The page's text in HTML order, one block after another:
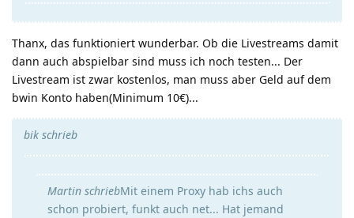
Thanx, das funktioniert wunderbar. Ob die Livestreams damit
dann auch abspielbar sind muss ich noch testen... Der
Livestream ist zwar kostenlos, man muss aber Geld auf dem
bwin Konto haben(Minimum 10€)...
bik schrieb
Martin schriebMit einem Proxy hab ichs auch
schon probiert, funkt auch net... Hat jemand